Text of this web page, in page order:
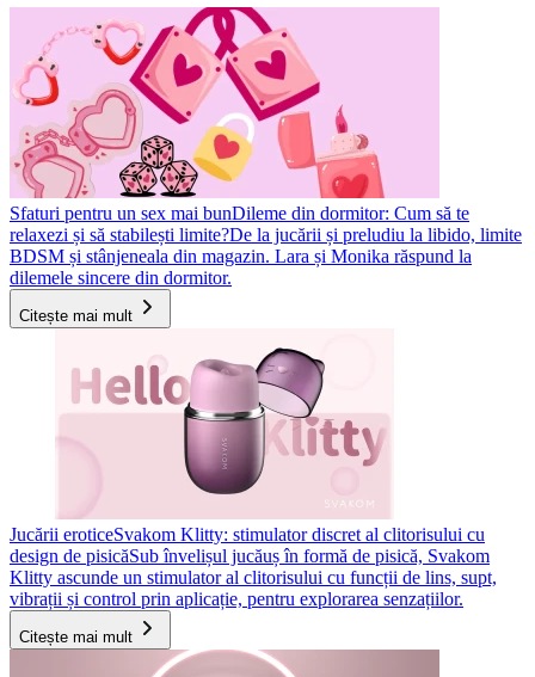
Sfaturi pentru un sex mai bunDileme din dormitor: Cum să te
relaxezi și să stabilești limite?De la jucării și preludiu la libido, limite
BDSM și stânjeneala din magazin. Lara și Monika răspund la
dilemele sincere din dormitor.
Citește mai mult
Jucării eroticeSvakom Klitty: stimulator discret al clitorisului cu
design de pisicăSub învelișul jucăuș în formă de pisică, Svakom
Klitty ascunde un stimulator al clitorisului cu funcții de lins, supt,
vibrații și control prin aplicație, pentru explorarea senzațiilor.
Citește mai mult